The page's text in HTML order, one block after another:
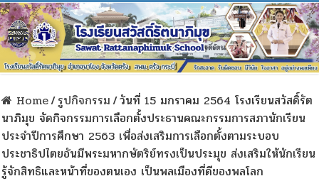
Home/รูปกิจกรรม/วันที่ 15 มกราคม 2564 โรงเรียนสวัสดิ์รัต
นาภิมุข จัดกิจกรรมการเลือกตั้งประธานคณะกรรมการสภานักเรียน
ประจำปีการศึกษา 2563 เพื่อส่งเสริมการเลือกตั้งตามระบอบ
ประชาธิปไตยอันมีพระมหากษัตริย์ทรงเป็นประมุข ส่งเสริมให้นักเรียน
รู้จักสิทธิและหน้าที่ของตนเอง เป็นพลเมืองที่ดีของพลโลก